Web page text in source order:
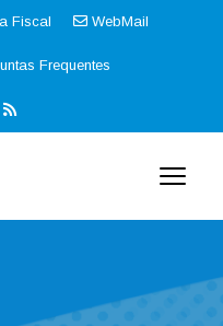
Fiscal WebMail
Frequentes